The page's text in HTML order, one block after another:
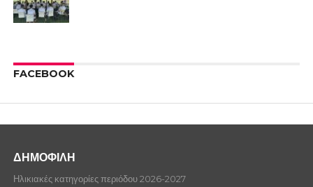
FACEBOOK
ΔΗΜΟΦΙΛΗ
Ηλικιακές κατηγορίες περιόδου 2026-2027